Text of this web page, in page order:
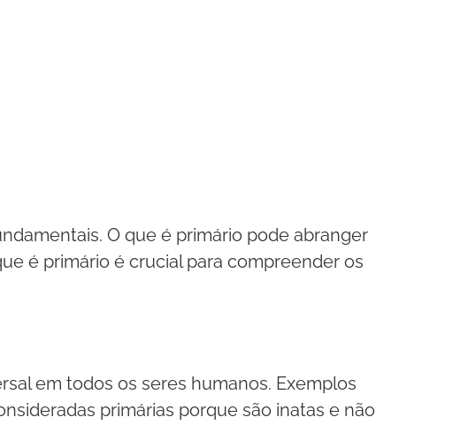
O que é primário pode abranger
é primário é crucial para compreender os
em todos os seres humanos. Exemplos
primárias porque são inatas e não